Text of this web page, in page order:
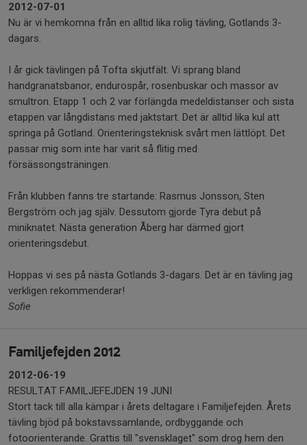
2012-07-01
Nu är vi hemkomna från en alltid lika rolig tävling, Gotlands 3-
dagars.
I år gick tävlingen på Tofta skjutfält. Vi sprang bland
handgranatsbanor, endurospår, rosenbuskar och massor av
smultron. Etapp 1 och 2 var förlängda medeldistanser och sista
etappen var långdistans med jaktstart. Det är alltid lika kul att
springa på Gotland. Orienteringsteknisk svårt men lättlöpt. Det
passar mig som inte har varit så flitig med
försässongsträningen.
Från klubben fanns tre startande: Rasmus Jonsson, Sten
Bergström och jag själv. Dessutom gjorde Tyra debut på
miniknatet. Nästa generation Åberg har därmed gjort
orienteringsdebut.
Hoppas vi ses på nästa Gotlands 3-dagars. Det är en tävling jag
verkligen rekommenderar!
Sofie
Familjefejden 2012
2012-06-19
RESULTAT FAMILJEFEJDEN 19 JUNI
Stort tack till alla kämpar i årets deltagare i Familjefejden. Årets
tävling bjöd på bokstavssamlande, ordbyggande och
fotoorienterande. Grattis till "svensklaget" som drog hem den